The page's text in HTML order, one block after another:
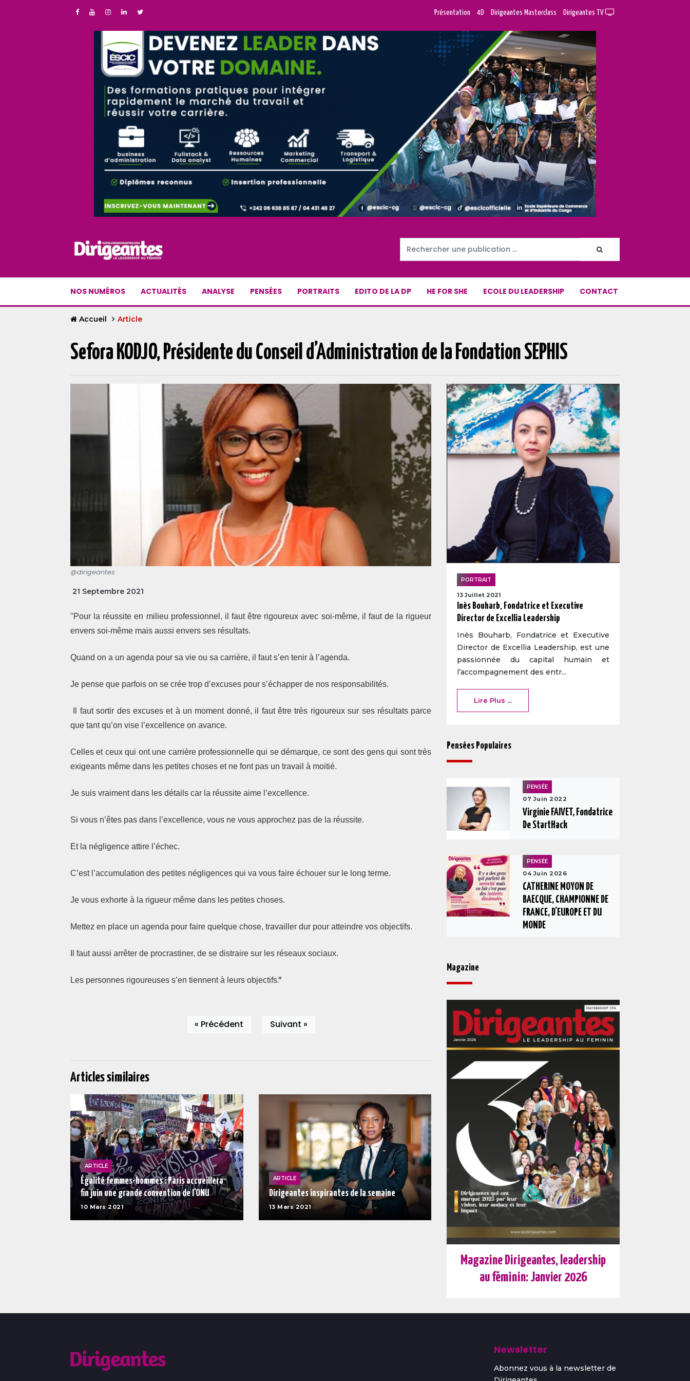
Présentation 4D Dirigeantes Masterclass Dirigeantes TV
NOS NUMÉROS ACTUALITÉS ANALYSE PENSÉES PORTRAITS EDITO DE LA DP HE FOR SHE ECOLE DU LEADERSHIP CONTACT
Accueil Article
Sefora KODJO, Présidente du Conseil d’Administration de la Fondation SEPHIS
@dirigeantes
21 Septembre 2021
"Pour la réussite en milieu professionnel, il faut être rigoureux avec soi-même, il faut de la rigueur
envers soi-même mais aussi envers ses résultats.
Quand on a un agenda pour sa vie ou sa carrière, il faut s’en tenir à l’agenda.
Je pense que parfois on se crée trop d’excuses pour s’échapper de nos responsabilités.
Il faut sortir des excuses et à un moment donné, il faut être très rigoureux sur ses résultats parce
que tant qu’on vise l’excellence on avance.
Celles et ceux qui ont une carrière professionnelle qui se démarque, ce sont des gens qui sont très
exigeants même dans les petites choses et ne font pas un travail à moitié.
Je suis vraiment dans les détails car la réussite aime l’excellence.
Si vous n’êtes pas dans l’excellence, vous ne vous approchez pas de la réussite.
Et la négligence attire l’échec.
C’est l’accumulation des petites négligences qui va vous faire échouer sur le long terme.
Je vous exhorte à la rigueur même dans les petites choses.
Mettez en place un agenda pour faire quelque chose, travailler dur pour atteindre vos objectifs.
Il faut aussi arrêter de procrastiner, de se distraire sur les réseaux sociaux.
Les personnes rigoureuses s’en tiennent à leurs objectifs."
« Précédent Suivant »
Articles similaires
ARTICLE
Égalité femmes-hommes : Paris accueillera
fin juin une grande convention de l'ONU
10 Mars 2021
ARTICLE
Dirigeantes inspirantes de la semaine
13 Mars 2021
PORTRAIT
13 Juillet 2021
Inès Bouharb, Fondatrice et Executive
Director de Excellia Leadership
Inès Bouharb, Fondatrice et Executive
Director de Excellia Leadership, est une
passionnée du capital humain et
l’accompagnement des entr...
Lire Plus ...
Pensées Populaires
PENSÉE
07 Juin 2022
Virginie FAIVET, Fondatrice
De StartHack
PENSÉE
04 Juin 2026
CATHERINE MOYON DE
BAECQUE, CHAMPIONNE DE
FRANCE, D'EUROPE ET DU
MONDE
Magazine
Magazine Dirigeantes, leadership
au féminin: Janvier 2026
Newsletter
Abonnez vous à la newsletter de